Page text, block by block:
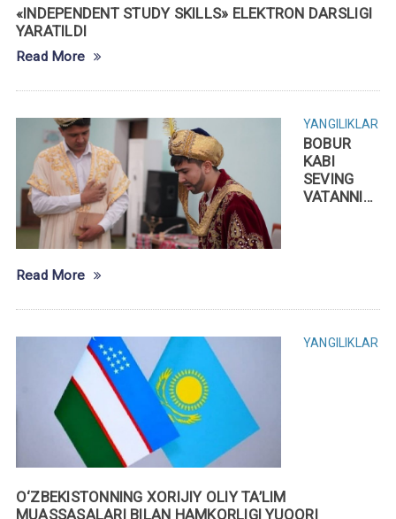
«INDEPENDENT STUDY SKILLS» ELEKTRON DARSLIGI
YARATILDI
Read More
YANGILIKLAR
BOBUR
KABI
SEVING
VATANNI…
Read More
YANGILIKLAR
O‘ZBEKISTONNING XORIJIY OLIY TA’LIM
MUASSASALARI BILAN HAMKORLIGI YUQORI